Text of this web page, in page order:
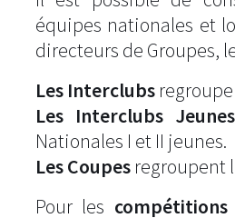
équipes nationales et
directeurs de Groupes,
Les Interclubs
Les Interclubs Jeunes
Nationales I et II jeunes.
Les Coupes regroupent
Pour les compétitions